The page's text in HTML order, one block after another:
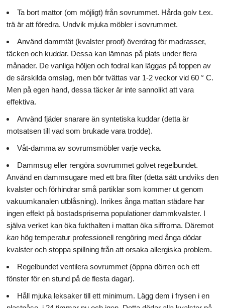
Ta bort mattor (om möjligt) från sovrummet. Hårda golv t.ex.
trä är att föredra. Undvik mjuka möbler i sovrummet.
Använd dammtät (kvalster proof) överdrag för madrasser,
täcken och kuddar. Dessa kan lämnas på plats under flera
månader. De vanliga höljen och fodral kan läggas på toppen av
de särskilda omslag, men bör tvättas var 1-2 veckor vid 60 ° C.
Men på egen hand, dessa täcker är inte sannolikt att vara
effektiva.
Använd fjäder snarare än syntetiska kuddar (detta är
motsatsen till vad som brukade vara trodde).
Våt-damma av sovrumsmöbler varje vecka.
Dammsug eller rengöra sovrummet golvet regelbundet.
Använd en dammsugare med ett bra filter (detta sätt undviks den
kvalster och förhindrar små partiklar som kommer ut genom
vakuumkanalen utblåsning). Inrikes ånga mattan städare har
ingen effekt på bostadspriserna populationer dammkvalster. I
själva verket kan öka fukthalten i mattan öka siffrorna. Däremot
kan hög temperatur professionell rengöring med ånga dödar
kvalster och stoppa spillning från att orsaka allergiska problem.
Regelbundet ventilera sovrummet (öppna dörren och ett
fönster för en stund på de flesta dagar).
Håll mjuka leksaker till ett minimum. Lägg dem i frysen i en